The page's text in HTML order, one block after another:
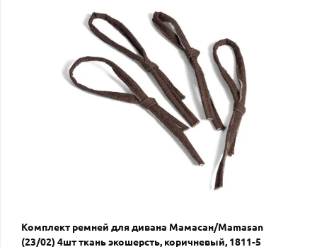
Комплект ремней для дивана Мамасан/Mamasan
(23/02) 4шт ткань экошерсть, коричневый, 1811-5